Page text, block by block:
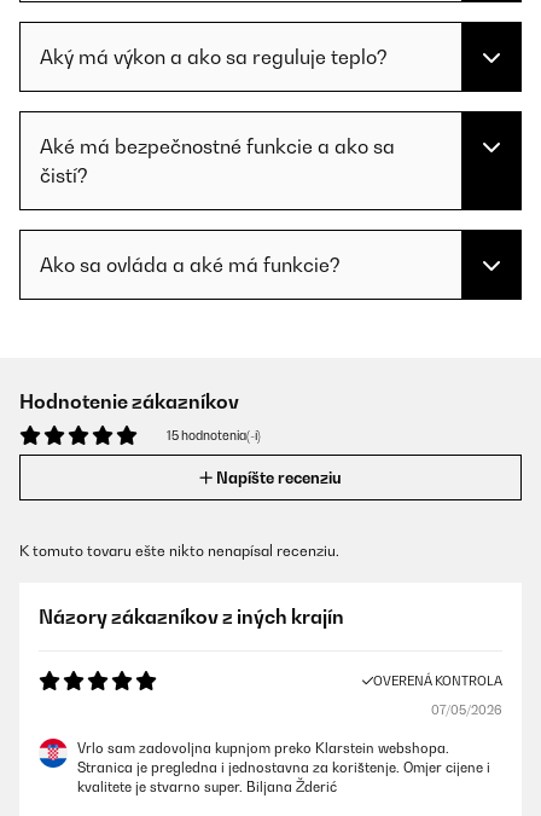
Aký má výkon a ako sa reguluje teplo?
Aké má bezpečnostné funkcie a ako sa
čistí?
Ako sa ovláda a aké má funkcie?
Hodnotenie zákazníkov
15 hodnotenia(-í)
Napíšte recenziu
K tomuto tovaru ešte nikto nenapísal recenziu.
Názory zákazníkov z iných krajín
OVERENÁ KONTROLA
07/05/2026
Vrlo sam zadovoljna kupnjom preko Klarstein webshopa.
Stranica je pregledna i jednostavna za korištenje. Omjer cijene i
kvalitete je stvarno super. Biljana Žderić